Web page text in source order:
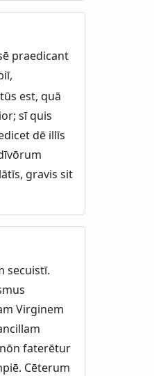
praedicant
est, quā
sī quis
dē illīs
gravis sit
secuistī.
Virginem
faterētur
Cēterum